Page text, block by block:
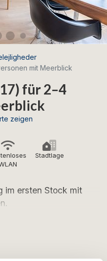
mit Meerblick
für 2–4
zeigen
Stadtlage
im ersten Stock mit
in dieser